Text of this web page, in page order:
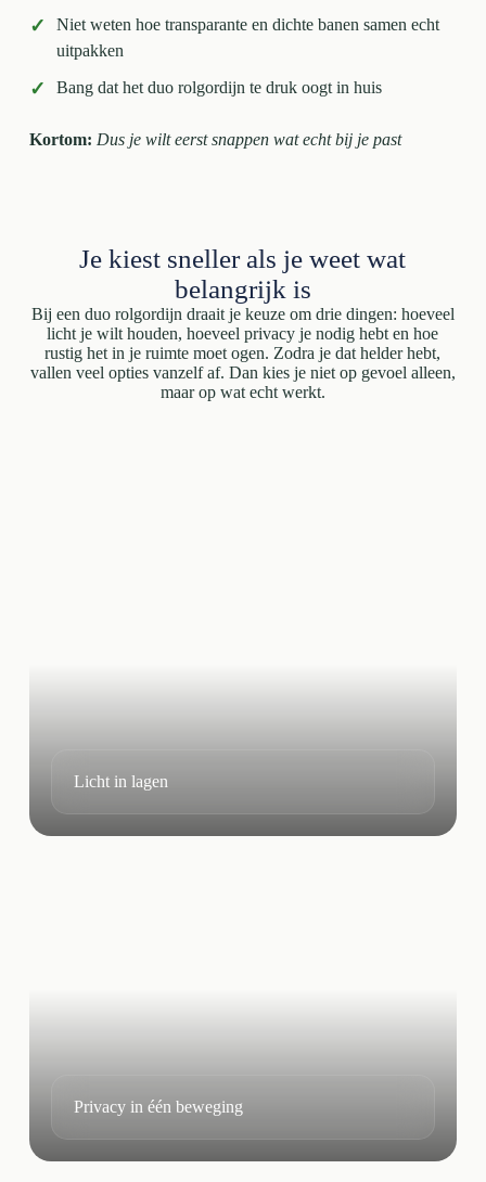
✓
Niet weten hoe transparante en dichte banen samen echt
uitpakken
✓ Bang dat het duo rolgordijn te druk oogt in huis
Kortom: Dus je wilt eerst snappen wat echt bij je past
Je kiest sneller als je weet wat
belangrijk is
Bij een duo rolgordijn draait je keuze om drie dingen: hoeveel
licht je wilt houden, hoeveel privacy je nodig hebt en hoe
rustig het in je ruimte moet ogen. Zodra je dat helder hebt,
vallen veel opties vanzelf af. Dan kies je niet op gevoel alleen,
maar op wat echt werkt.
Licht in lagen
Privacy in één beweging